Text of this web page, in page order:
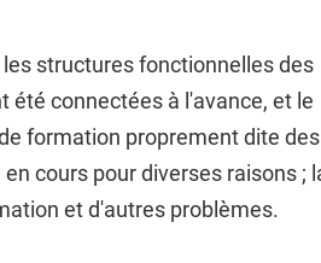
structures fonctionnelles des
connectées à l'avance, et le
formation proprement dite des
cours pour diverses raisons ;
et d'autres problèmes.